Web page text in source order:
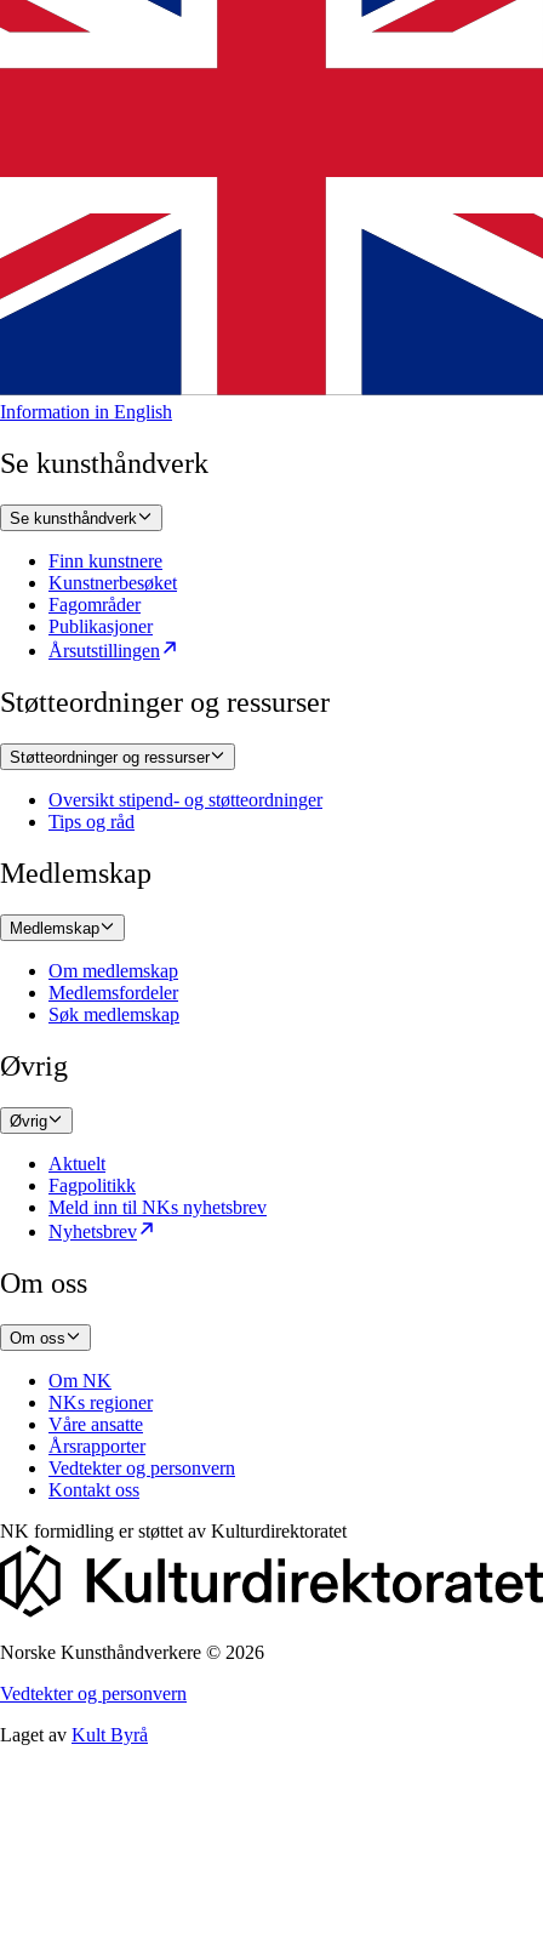
Information in English
Se kunsthåndverk
Se kunsthåndverk
Finn kunstnere
Kunstnerbesøket
Fagområder
Publikasjoner
Årsutstillingen
Støtteordninger og ressurser
Støtteordninger og ressurser
Oversikt stipend- og støtteordninger
Tips og råd
Medlemskap
Medlemskap
Om medlemskap
Medlemsfordeler
Søk medlemskap
Øvrig
Øvrig
Aktuelt
Fagpolitikk
Meld inn til NKs nyhetsbrev
Nyhetsbrev
Om oss
Om oss
Om NK
NKs regioner
Våre ansatte
Årsrapporter
Vedtekter og personvern
Kontakt oss
NK formidling er støttet av Kulturdirektoratet
Norske Kunsthåndverkere © 2026
Vedtekter og personvern
Laget av Kult Byrå